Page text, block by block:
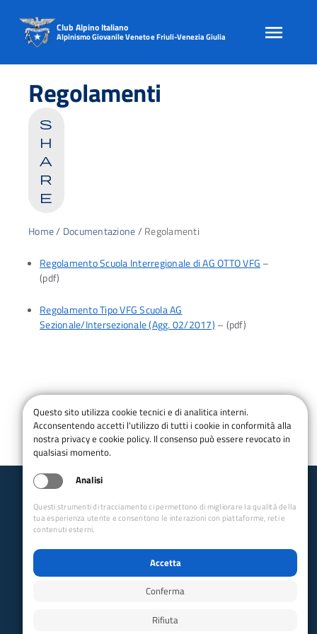
content
Club Alpino Italiano
Alpinismo Giovanile Veneto e Friuli-Venezia Giulia
Regolamenti
s
h
a
r
e
Home/ Documentazione/Regolamenti
Regolamento Scuola Interregionale di AG OTTO VFG –
(pdf)
Regolamento Tipo VFG Scuola AG
Sezionale/Intersezionale (Agg. 02/2017) – (pdf)
Club Alpino Italiano
Alpinismo Giovanile Veneto e Friuli-Venezia Giulia
email:agvfg@cai.it
Collegamenti Rapidi
Club Alpino Italiano
Accesso Soci
Questo sito utilizza cookie tecnici e di analitica interni.
Acconsentendo accetti l'utilizzo di tutti i cookie in conformità alla
nostra privacy e cookie policy. Il consenso può essere revocato in
qualsiasi momento.
Analisi
Questi strumenti di tracciamento ci permettono di migliorare la qualità della
tua esperienza utente e consentono le interazioni con piattaforme, reti e
contenuti esterni.
Accetta
Conferma
Rifiuta